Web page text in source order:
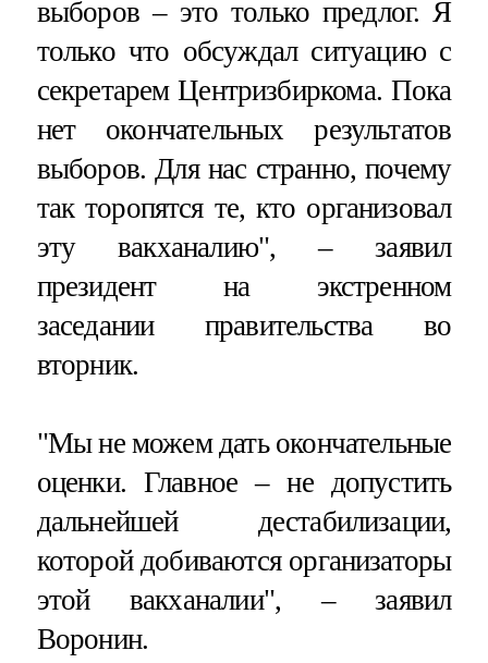
выборов – это только предлог. Я
только что обсуждал ситуацию с
секретарем Центризбиркома. Пока
нет окончательных результатов
выборов. Для нас странно, почему
так торопятся те, кто организовал
эту вакханалию", – заявил
президент на экстренном
заседании правительства во
вторник.
"Мы не можем дать окончательные
оценки. Главное – не допустить
дальнейшей дестабилизации,
которой добиваются организаторы
этой вакханалии", – заявил
Воронин.